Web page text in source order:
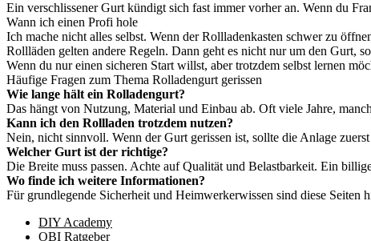
Ein verschlissener Gurt kündigt sich fast immer vorher an. Wenn du
Wann ich einen Profi hole
Ich mache nicht alles selbst. Wenn der Rollladenkasten schwer zu
Rollläden gelten andere Regeln. Dann geht es nicht nur um den Gurt,
Wenn du nur einen sicheren Start willst, aber trotzdem selbst lernen
Häufige Fragen zum Thema Rolladengurt gerissen
Wie lange hält ein Rolladengurt?
Das hängt von Nutzung, Material und Einbau ab. Oft viele Jahre,
Kann ich den Rollladen trotzdem nutzen?
Nein, nicht sinnvoll. Wenn der Gurt gerissen ist, sollte die Anlage
Welcher Gurt ist der richtige?
Die Breite muss passen. Achte auf Qualität und Belastbarkeit. Ein
Wo finde ich weitere Informationen?
Für grundlegende Sicherheit und Heimwerkerwissen sind diese Seiten
DIY Academy
OBI Ratgeber